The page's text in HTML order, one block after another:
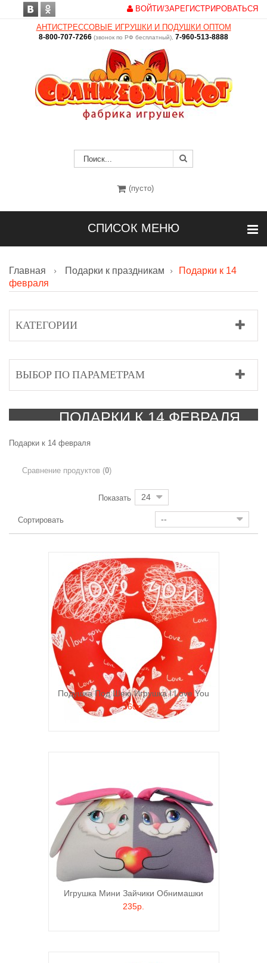
ВОЙТИ/ЗАРЕГИСТРИРОВАТЬСЯ
АНТИСТРЕССОВЫЕ ИГРУШКИ И ПОДУШКИ ОПТОМ
8-800-707-7266 (звонок по РФ бесплатный), 7-960-513-8888
(пусто)
СПИСОК МЕНЮ
Главная Подарки к праздникам
Подарки к 14
февраля
КАТЕГОРИИ
ВЫБОР ПО ПАРАМЕТРАМ
ПОДАРКИ К 14 ФЕВРАЛЯ
Подарки к 14 февраля
Сравнение продуктов (0)
Показать 24
Сортировать --
Подушка Под Шею Игрушка I Love You
360р.
Игрушка Мини Зайчики Обнимашки
235р.